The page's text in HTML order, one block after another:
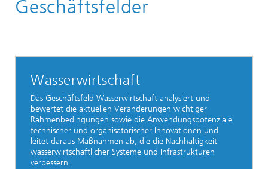
Geschäftsfelder
Wasserwirtschaft
Das Geschäftsfeld Wasserwirtschaft analysiert und
bewertet die aktuellen Veränderungen wichtiger
Rahmenbedingungen sowie die Anwendungspotenziale
technischer und organisatorischer Innovationen und
leitet daraus Maßnahmen ab, die die Nachhaltigkeit
wasserwirtschaftlicher Systeme und Infrastrukturen
verbessern.